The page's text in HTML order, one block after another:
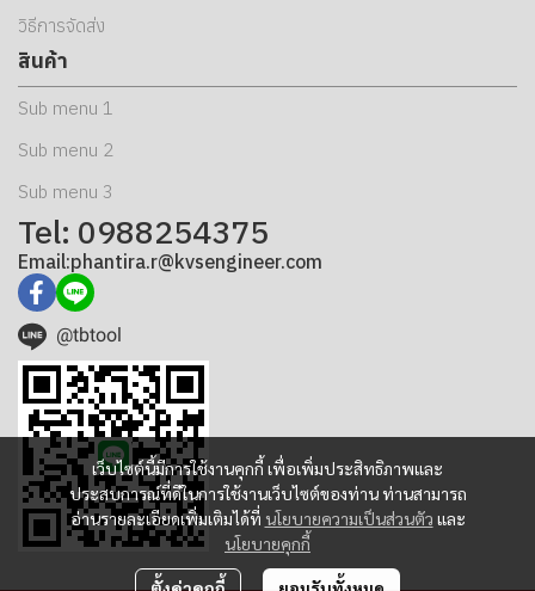
เว็บไซต์นี้มีการใช้งานคุกกี้ เพื่อเพิ่มประสิทธิภาพและ
ประสบการณ์ที่ดีในการใช้งานเว็บไซต์ของท่าน ท่านสามารถ
อ่านรายละเอียดเพิ่มเติมได้ที่ นโยบายความเป็นส่วนตัว และ
นโยบายคุกกี้
วิธีการจัดส่ง
สินค้า
Sub menu 1
Sub menu 2
Sub menu 3
Tel: 0988254375
Email:phantira.r@kvsengineer.com
@tbtool